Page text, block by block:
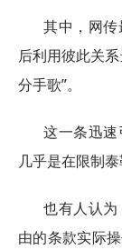
其中，网
后利用彼此关
分手歌”。
这一条迅
几乎是在限制
也有人认
由的条款实际